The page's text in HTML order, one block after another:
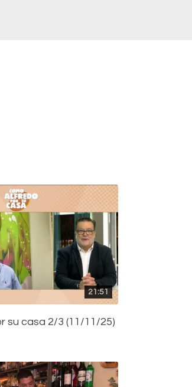
21:51
su casa 2/3 (11/11/25)